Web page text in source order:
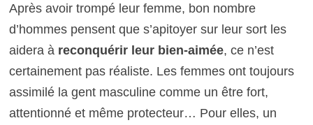
Après avoir trompé leur femme, bon nombre
d’hommes pensent que s’apitoyer sur leur sort les
aidera à reconquérir leur bien-aimée, ce n’est
certainement pas réaliste. Les femmes ont toujours
assimilé la gent masculine comme un être fort,
attentionné et même protecteur… Pour elles, un